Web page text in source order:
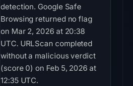
detection. Google Safe
Browsing returned no flag
on Mar 2, 2026 at 20:38
UTC. URLScan completed
without a malicious verdict
(score 0) on Feb 5, 2026 at
12:35 UTC.